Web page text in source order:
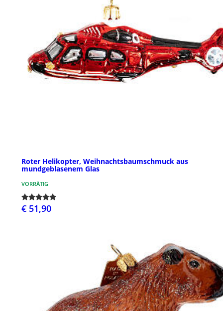
Roter Helikopter, Weihnachtsbaumschmuck aus
mundgeblasenem Glas
VORRÄTIG
€ 51,90